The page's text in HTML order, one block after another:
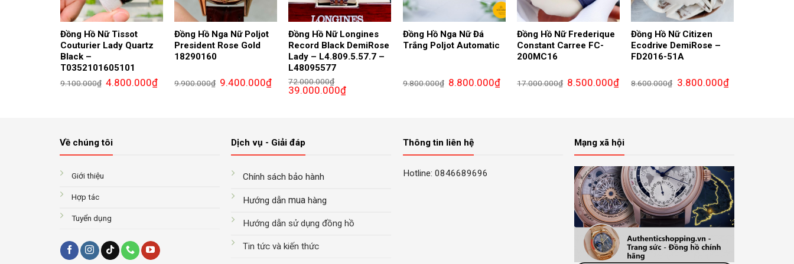
Đồng Hồ Nữ Tissot
Couturier Lady Quartz
Black –
T0352101605101
9.100.000₫ Giá
gốc
4.800.000₫Giá
hiện
Đồng Hồ Nga Nữ Poljot
President Rose Gold
18290160
9.900.000₫ Giá
gốc
9.400.000₫Giá
Đồng Hồ Nữ Longines
Record Black DemiRose
Lady – L4.809.5.57.7 –
L48095577
72.000.000₫
Giá
gốc
39.000.000₫Giá
Đồng Hồ Nga Nữ Đá
Trắng Poljot Automatic
9.800.000₫ Giá
gốc
8.800.000₫Giá
hiện
Đồng Hồ Nữ Frederique
Constant Carree FC-
200MC16
17.000.000₫ Giá
gốc
8.500.000₫Giá
hiện
Đồng Hồ Nữ Citizen
Ecodrive DemiRose –
FD2016-51A
8.600.000₫ Giá
gốc
3.800.000₫Giá
hiện
Về chúng tôi
Giới thiệu
Hợp tác
Tuyển dụng
Dịch vụ - Giải đáp
Chính sách bảo hành
Hướng dẫnmua hàng
Hướng dẫn sử dụng đồng hồ
Tin tức và kiến thức
Thông tin liên hệ
Hotline: 0846689696
Mạng xã hội